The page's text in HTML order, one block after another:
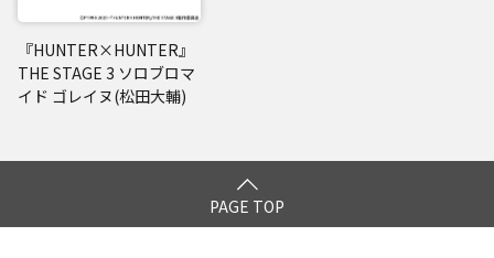
『HUNTER×HUNTER』
THE STAGE 3 ソロブロマ
イド ゴレイヌ(松田大輔)
PAGE TOP